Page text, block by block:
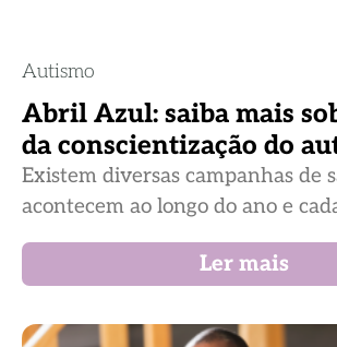
Autismo
Abril Azul: saiba mais
da conscientização do
Existem diversas campanhas de
acontecem ao longo do ano e
Ler mais